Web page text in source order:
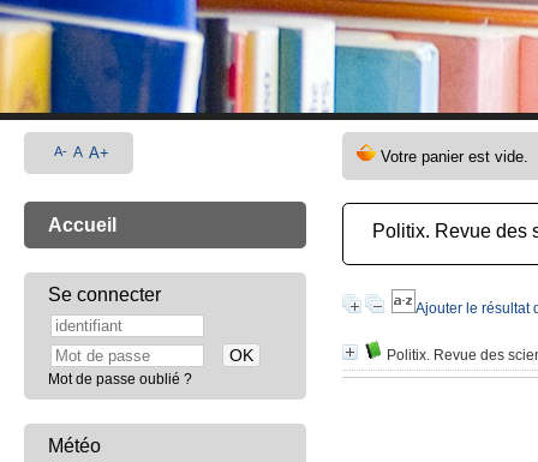
Politix. Revue des
Ajouter le résultat
Politix. Revue des
A- A A+
Accueil
Se connecter
Mot de passe oublié ?
Météo